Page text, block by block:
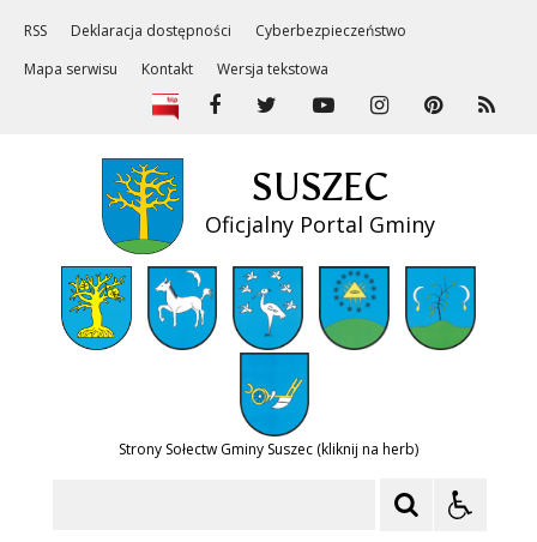
RSS Deklaracja dostępności
Cyberbezpieczeństwo
Mapa serwisu
Kontakt Wersja tekstowa
SUSZEC
Oficjalny Portal Gminy
Strony Sołectw Gminy Suszec (kliknij na herb)